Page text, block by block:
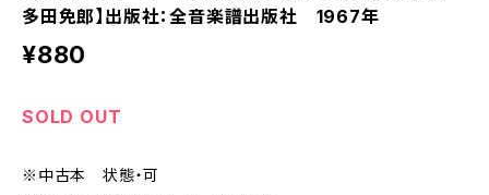
多田免郎】出版社：全音楽譜出版社 1967年
¥880
SOLD OUT
※中古本 状態・可